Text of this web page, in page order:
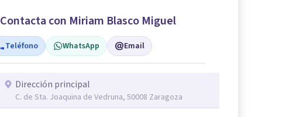
Contacta con Miriam Blasco Miguel
Teléfono WhatsApp Email
Dirección principal
C. de Sta. Joaquina de Vedruna, 50008 Zaragoza